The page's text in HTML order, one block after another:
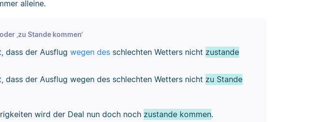
alleine.
‚zu Stande kommen‘
dass der Ausflug wegen desschlechten Wetters nicht zustande
dass der Ausflug wegen des schlechten Wetters nicht zu Stande
wird der Deal nun doch noch zustande kommen.